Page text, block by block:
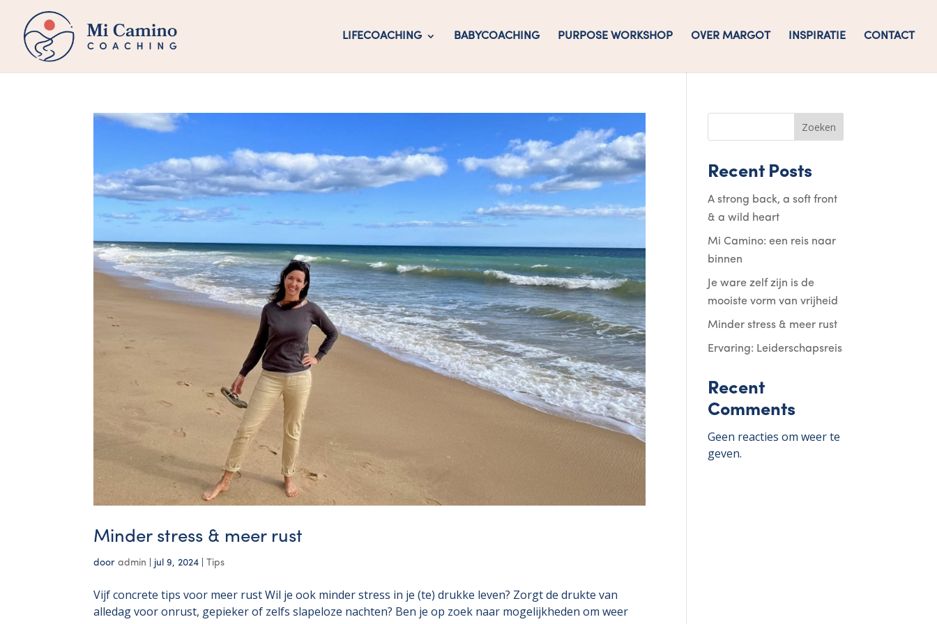
LIFECOACHING BABYCOACHING PURPOSE WORKSHOP OVER MARGOT INSPIRATIE CONTACT
Minder stress & meer rust
dooradmin jul 9, 2024 Tips
Vijf concrete tips voor meer rust Wil je ook minder stress in je (te) drukke leven? Zorgt de drukte van
alledag voor onrust, gepieker of zelfs slapeloze nachten? Ben je op zoek naar mogelijkheden om weer
Zoeken
Recent Posts
A strong back, a soft front
& a wild heart
Mi Camino: een reis naar
binnen
Je ware zelf zijn is de
mooiste vorm van vrijheid
Minder stress & meer rust
Ervaring: Leiderschapsreis
Recent
Comments
Geen reacties om weer te
geven.